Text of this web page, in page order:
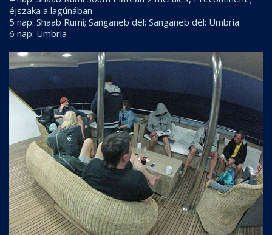
éjszaka a lagúnában
5 nap: Shaab Rumi; Sanganeb dél; Sanganeb dél; Umbria
6 nap: Umbria